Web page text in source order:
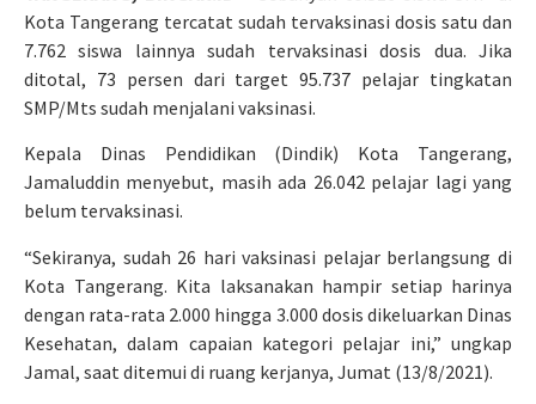
Kota Tangerang tercatat sudah tervaksinasi dosis satu dan
7.762 siswa lainnya sudah tervaksinasi dosis dua. Jika
ditotal, 73 persen dari target 95.737 pelajar tingkatan
SMP/Mts sudah menjalani vaksinasi.
Kepala Dinas Pendidikan (Dindik) Kota Tangerang,
Jamaluddin menyebut, masih ada 26.042 pelajar lagi yang
belum tervaksinasi.
“Sekiranya, sudah 26 hari vaksinasi pelajar berlangsung di
Kota Tangerang. Kita laksanakan hampir setiap harinya
dengan rata-rata 2.000 hingga 3.000 dosis dikeluarkan Dinas
Kesehatan, dalam capaian kategori pelajar ini,” ungkap
Jamal, saat ditemui di ruang kerjanya, Jumat (13/8/2021).